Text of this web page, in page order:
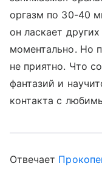
оргазм по 30-40
он ласкает
моментально. Но
не приятно. Что
фантазий и
контакта с
Отвечает